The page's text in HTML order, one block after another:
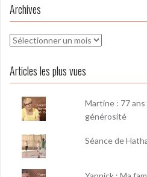
Archives
Archives
Articles les plus vues
Martine : 77
générosité
Séance de